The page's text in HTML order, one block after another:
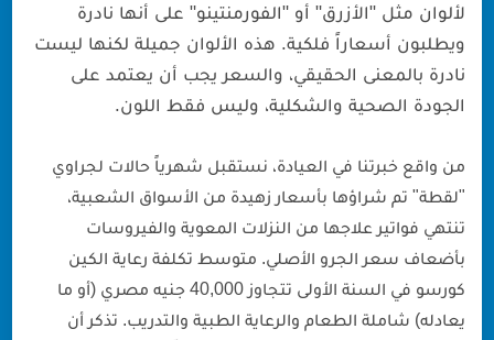
لألوان مثل "الأزرق" أو "الفورمنتينو" على أنها نادرة
ويطلبون أسعاراً فلكية. هذه الألوان جميلة لكنها ليست
نادرة بالمعنى الحقيقي، والسعر يجب أن يعتمد على
الجودة الصحية والشكلية، وليس فقط اللون.
من واقع خبرتنا في العيادة، نستقبل شهرياً حالات لجراوي
"لقطة" تم شراؤها بأسعار زهيدة من الأسواق الشعبية،
تنتهي فواتير علاجها من النزلات المعوية والفيروسات
بأضعاف سعر الجرو الأصلي. متوسط تكلفة رعاية الكين
كورسو في السنة الأولى تتجاوز 40,000 جنيه مصري (أو ما
يعادله) شاملة الطعام والرعاية الطبية والتدريب. تذكر أن